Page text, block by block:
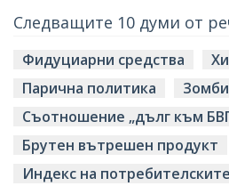
Следващите 10 думи от
Фидуциарни средства
Парична политика
Съотношение „дълг към
Брутен вътрешен продукт
Индекс на